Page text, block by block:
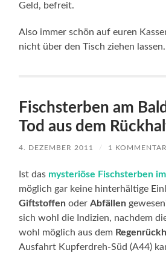
Geld, befreit.
Also immer schön auf euren
nicht über den Tisch ziehen lassen.
Fischsterben am
Tod aus dem
4. DEZEMBER 2011 / 1 KOMMENTAR
Ist das mysteriöse Fischsterben
möglich gar keine hinterhältige
Giftstoffen oderAbfällen
sich wohl die Indizien, nachdem
wohl möglich aus dem
Ausfahrt Kupferdreh-Süd (A44)